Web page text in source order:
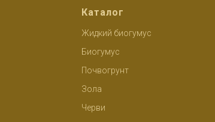
Каталог
Жидкий биогумус
Биогумус
Почвогрунт
Зола
Черви